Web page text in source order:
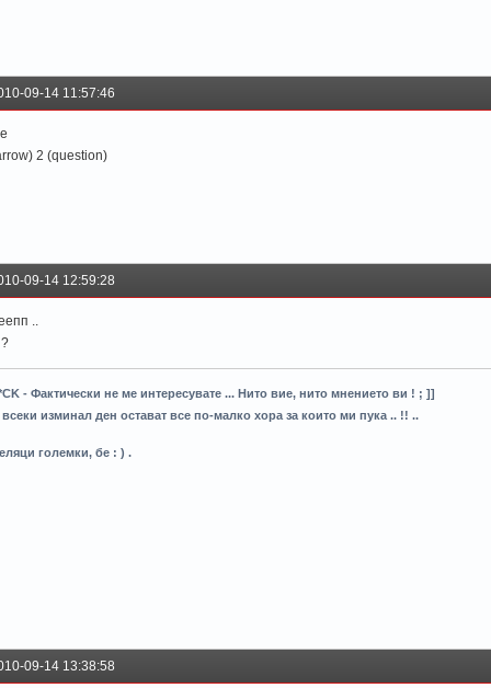
09-14 11:57:46
2 (question)
09-14 12:59:28
..
- Фактически не ме интересувате ... Нито вие, нито мнението ви ! ; ]]
изминал ден остават все по-малко хора за които ми пука .. !! ..
големки, бе : ) .
09-14 13:38:58